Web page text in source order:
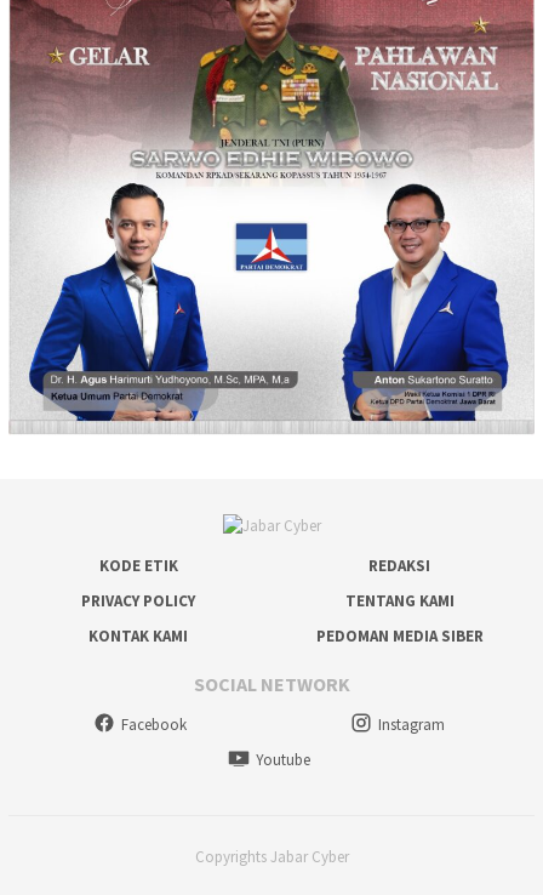
KODE ETIK
REDAKSI
PRIVACY POLICY
TENTANG KAMI
KONTAK KAMI
PEDOMAN MEDIA SIBER
SOCIAL NETWORK
Facebook
Instagram
Youtube
Copyrights Jabar Cyber